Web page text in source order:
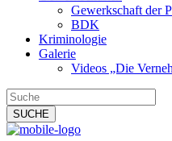
Gewerkschaft der
BDK
Kriminologie
Galerie
Videos „Die